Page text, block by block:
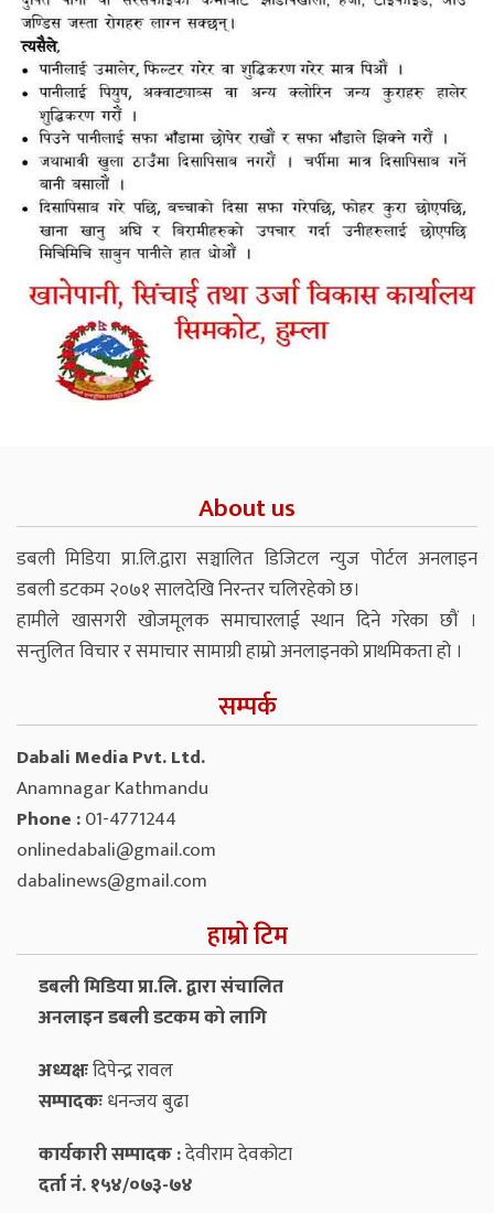
About us
डबली मिडिया प्रा.लि.द्वारा सञ्चालित डिजिटल न्युज पोर्टल अनलाइन
डबली डटकम २०७१ सालदेखि निरन्तर चलिरहेको छ।
हामीले खासगरी खोजमूलक समाचारलाई स्थान दिने गरेका छौं ।
सन्तुलित विचार र समाचार सामाग्री हाम्रो अनलाइनको प्राथमिकता हो ।
सम्पर्क
Dabali Media Pvt. Ltd.
Anamnagar Kathmandu
Phone :01-4771244
onlinedabali@gmail.com
dabalinews@gmail.com
हाम्रो टिम
डबली मिडिया प्रा.लि. द्वारा संचालित
अनलाइन डबली डटकम को लागि
अध्यक्षःदिपेन्द्र रावल
सम्पादकःधनन्‍जय बुढा
कार्यकारी सम्पादक :देवीराम देवकोटा
दर्ता नं. १५४/०७३-७४